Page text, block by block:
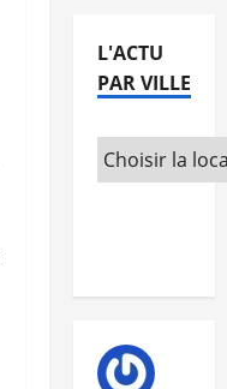
L'ACTU
PAR VILLE